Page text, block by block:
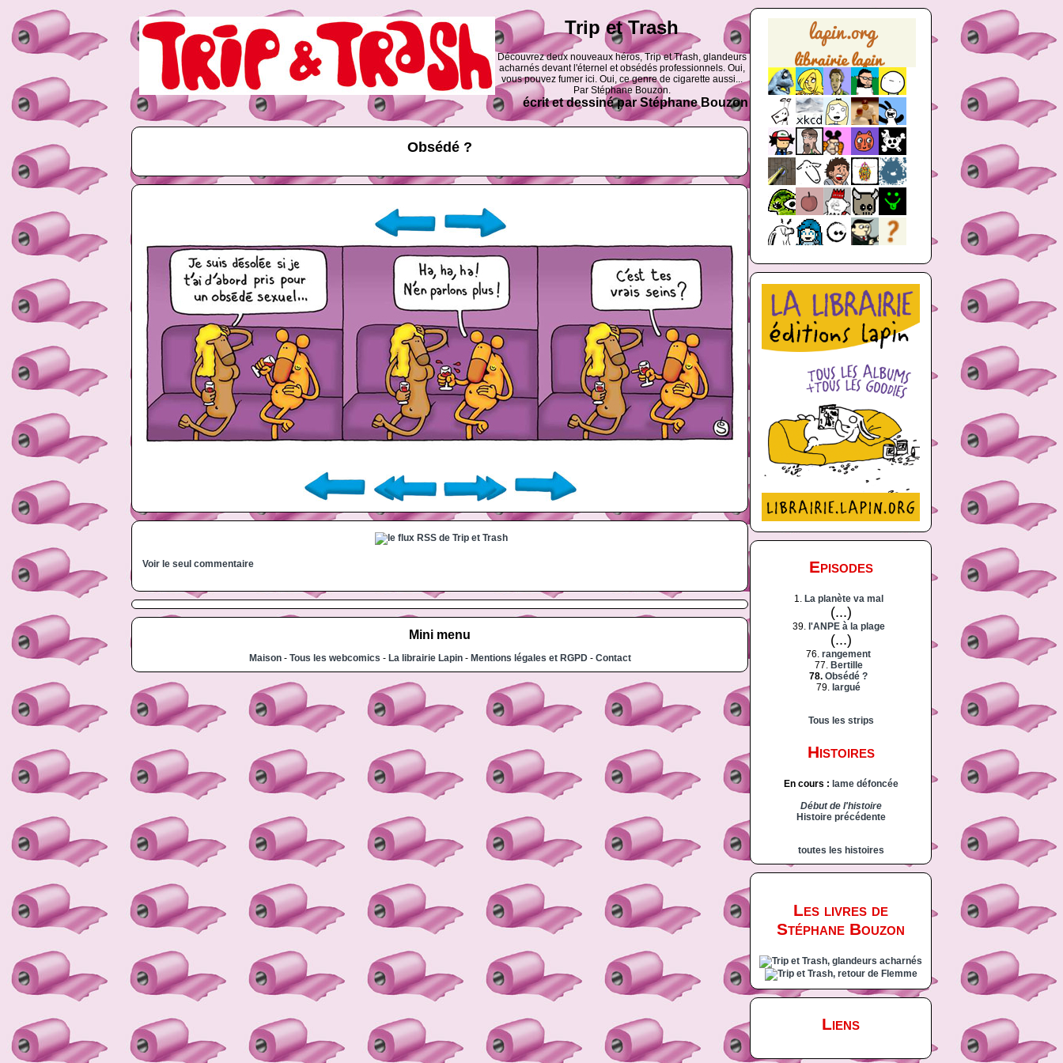
Trip et Trash
Découvrez deux nouveaux héros, Trip et Trash, glandeurs
acharnés devant l'éternel et obsédés professionnels. Oui,
vous pouvez fumer ici. Oui, ce genre de cigarette aussi...
Par Stéphane Bouzon.
écrit et dessiné par Stéphane Bouzon
Obsédé ?
Voir le seul commentaire
Mini menu
Maison- Tous les webcomics - La librairie Lapin- Mentions légales et RGPD- Contact
Episodes
1. La planète va mal
(...)
39. l'ANPE à la plage
(...)
76. rangement
77. Bertille
78. Obsédé ?
79. largué
Tous les strips
Histoires
En cours : lame défoncée
Début de l'histoire
Histoire précédente
toutes les histoires
Les livres de
Stéphane Bouzon
Liens